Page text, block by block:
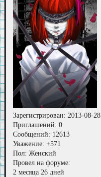
Зарегистрирован: 2013-08-28
Приглашений: 0
Сообщений: 12613
Уважение: +571
Пол: Женский
Провел на форуме:
2 месяца 26 дней